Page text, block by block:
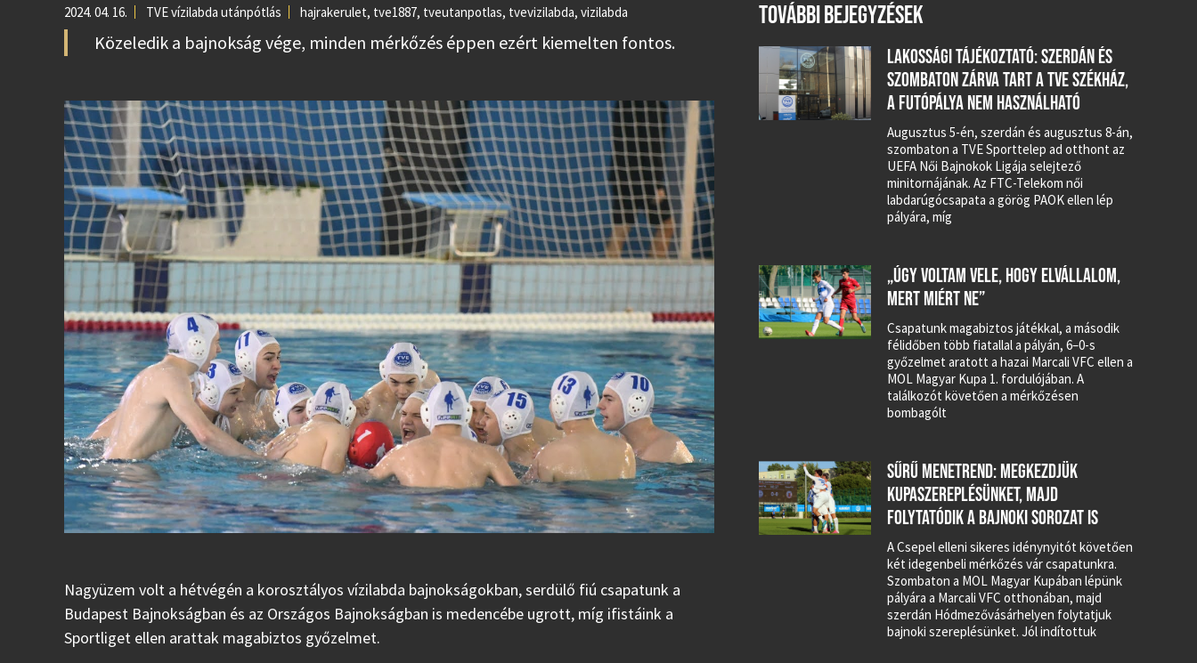
2024. 04. 16. TVE vízilabda utánpótlás hajrakerulet, tve1887, tveutanpotlas, tvevizilabda, vizilabda
Közeledik a bajnokság vége, minden mérkőzés éppen ezért kiemelten fontos.
Nagyüzem volt a hétvégén a korosztályos vízilabda bajnokságokban, serdülő fiú csapatunk a
Budapest Bajnokságban és az Országos Bajnokságban is medencébe ugrott, míg ifistáink a
Sportliget ellen arattak magabiztos győzelmet.
TOVÁBBI BEJEGYZÉSEK
LAKOSSÁGI TÁJÉKOZTATÓ: SZERDÁN ÉS
SZOMBATON ZÁRVA TART A TVE SZÉKHÁZ,
A FUTÓPÁLYA NEM HASZNÁLHATÓ
Augusztus 5-én, szerdán és augusztus 8-án,
szombaton a TVE Sporttelep ad otthont az
UEFA Női Bajnokok Ligája selejtező
minitornájának. Az FTC-Telekom női
labdarúgócsapata a görög PAOK ellen lép
pályára, míg
„ÚGY VOLTAM VELE, HOGY ELVÁLLALOM,
MERT MIÉRT NE”
Csapatunk magabiztos játékkal, a második
félidőben több fiatallal a pályán, 6–0-s
győzelmet aratott a hazai Marcali VFC ellen a
MOL Magyar Kupa 1. fordulójában. A
találkozót követően a mérkőzésen
bombagólt
SŰRŰ MENETREND: MEGKEZDJÜK
KUPASZEREPLÉSÜNKET, MAJD
FOLYTATÓDIK A BAJNOKI SOROZAT IS
A Csepel elleni sikeres idénynyitót követően
két idegenbeli mérkőzés vár csapatunkra.
Szombaton a MOL Magyar Kupában lépünk
pályára a Marcali VFC otthonában, majd
szerdán Hódmezővásárhelyen folytatjuk
bajnoki szereplésünket. Jól indítottuk